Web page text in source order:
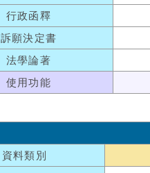
行政函釋
訴願決定書
法學論著
使用功能
資料類別